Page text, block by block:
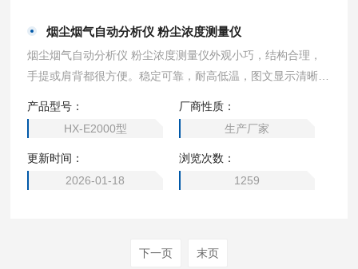
烟尘烟气自动分析仪 粉尘浓度测量仪
烟尘烟气自动分析仪 粉尘浓度测量仪外观小巧，结构合理，
手提或肩背都很方便。稳定可靠，耐高低温，图文显示清晰，
产品型号：
HX-E2000型
厂商性质：
生产厂家
更新时间：
2026-01-18
浏览次数：
1259
下一页 末页